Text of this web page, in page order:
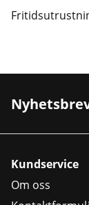
Kundservice
Om oss